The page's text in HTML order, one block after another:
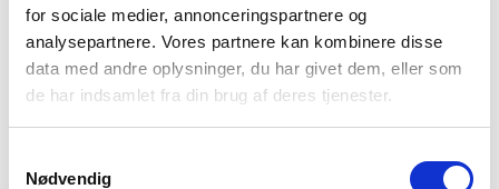
for sociale medier, annonceringspartnere og
analysepartnere. Vores partnere kan kombinere disse
data med andre oplysninger, du har givet dem, eller som
de har indsamlet fra din brug af deres tjenester.
Nødvendig
Halo Smock jakken fra Highlander er letvægtig, hvilket gør
den oplagt til outdoor eller rejse brug. Den har hætte med
indvendig fleece, som kan trækkes op og justeres omkring
ansigtet. Jakken er vandafvisende og har vandtætte lynlåse,
hvor Halo Smock har lynlåse til ventilation under armene og
ved hofterne, så du kan komme af med lidt af varmen, hvis du